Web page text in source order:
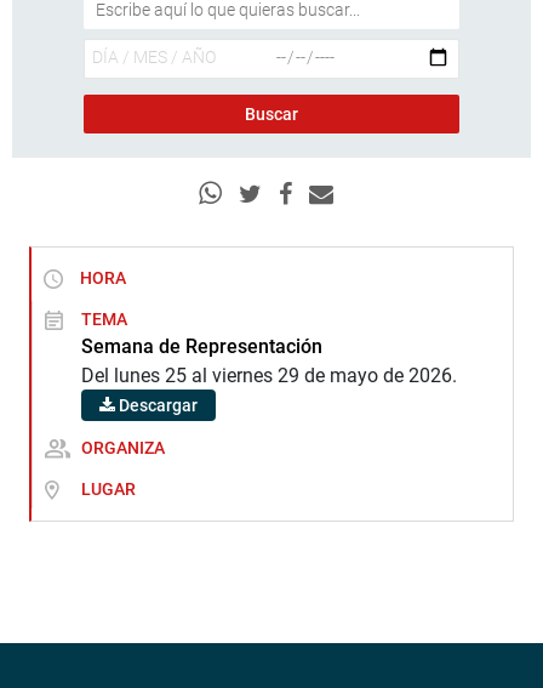
HORA
TEMA
Semana de Representación
Del lunes 25 al viernes 29 de mayo de 2026.
Descargar
ORGANIZA
LUGAR